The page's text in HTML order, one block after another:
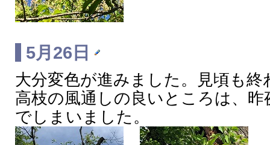
5月26日
大分変色が進みました。見頃も終
高枝の風通しの良いところは、
でしまいました。